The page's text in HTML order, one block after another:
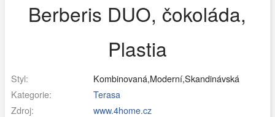
Berberis DUO, čokoláda,
Plastia
Styl:
Kombinovaná,Moderní,Skandinávská
Kategorie:
Terasa
Zdroj:
www.4home.cz